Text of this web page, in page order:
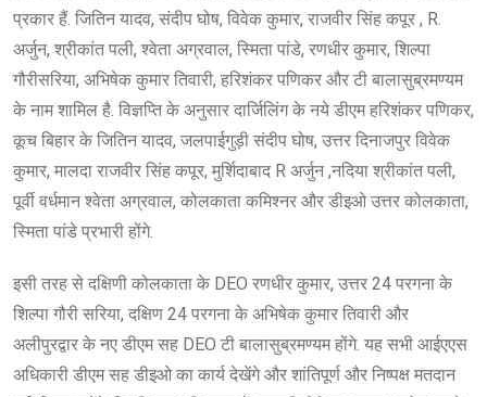
प्रकार हैं. जितिन यादव, संदीप घोष, विवेक कुमार, राजवीर सिंह कपूर , R.
अर्जुन, श्रीकांत पली, श्वेता अग्रवाल, स्मिता पांडे, रणधीर कुमार, शिल्पा
गौरीसरिया, अभिषेक कुमार तिवारी, हरिशंकर पणिकर और टी बालासुब्रमण्यम
के नाम शामिल है. विज्ञप्ति के अनुसार दार्जिलिंग के नये डीएम हरिशंकर पणिकर,
कूच बिहार के जितिन यादव, जलपाईगुड़ी संदीप घोष, उत्तर दिनाजपुर विवेक
कुमार, मालदा राजवीर सिंह कपूर, मुर्शिदाबाद R अर्जुन ,नदिया श्रीकांत पली,
पूर्वी वर्धमान श्वेता अग्रवाल, कोलकाता कमिश्नर और डीइओ उत्तर कोलकाता,
स्मिता पांडे प्रभारी होंगे.
इसी तरह से दक्षिणी कोलकाता के DEO रणधीर कुमार, उत्तर 24 परगना के
शिल्पा गौरी सरिया, दक्षिण 24 परगना के अभिषेक कुमार तिवारी और
अलीपुरद्वार के नए डीएम सह DEO टी बालासुब्रमण्यम होंगे. यह सभी आईएएस
अधिकारी डीएम सह डीइओ का कार्य देखेंगे और शांतिपूर्ण और निष्पक्ष मतदान